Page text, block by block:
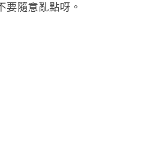
要隨意亂點呀。